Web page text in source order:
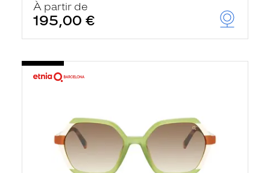
À partir de
195,00 €